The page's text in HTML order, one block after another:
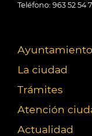
Teléfono: 963 52 54
Ayuntamiento
La ciudad
Trámites
Atención
Actualidad